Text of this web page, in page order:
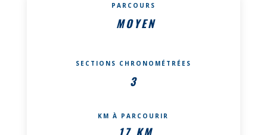
PARCOURS
MOYEN
SECTIONS CHRONOMÉTRÉES
3
KM À PARCOURIR
17 KM